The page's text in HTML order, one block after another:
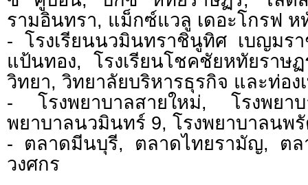
รามอินทรา, แม็กซ์แวลู เดอะโกรฟ ห
- โรงเรียนนวมินทราชินูทิศ เบญมร
แป้นทอง, โรงเรียนโชคชัยหทัยราษ
วิทยา, วิทยาลัยบริหารธุรกิจ และท่อง
- โรงพยาบาลสายใหม่, โรงพยา
พยาบาลนวมินทร์ 9, โรงพยาบาลนพ
- ตลาดมีนบุรี, ตลาดไทยรามัญ, ต
วงศกร